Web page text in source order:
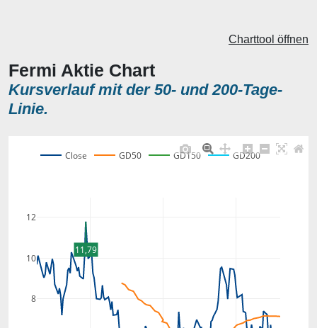
Fermi Aktie Chart
Kursverlauf mit der 50- und 200-Tage-
Linie.
Charttool öffnen
8
10
12
Close GD50 GD150 GD200
11,79